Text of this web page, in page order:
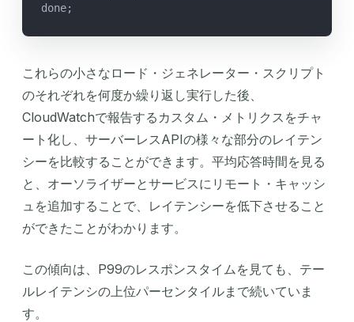
done;
これらの小さなロード・ジェネレーター・スクリプト
のそれぞれを何度か繰り返し実行した後、
CloudWatchで報告するカスタム・メトリクスをチャ
ート化し、サーバーレスAPIの様々な部分のレイテン
シーを比較することができます。平均応答時間を見る
と、オーソライザーとサービスにリモート・キャッシ
ュを追加することで、レイテンシーを低下させること
ができたことがわかります。
この傾向は、P99のレスポンスタイムを見ても、テー
ルレイテンシの上位パーセンタイルまで続いていま
す。